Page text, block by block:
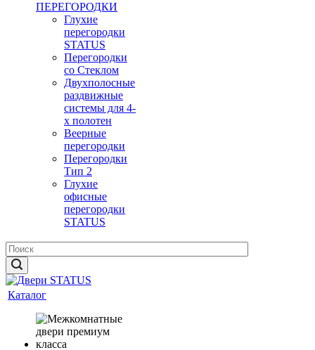
ПЕРЕГОРОДКИ
Глухие
перегородки
STATUS
Перегородки
со Стеклом
Двухполосные
раздвижные
системы для 4-
х полотен
Веерные
перегородки
Перегородки
Тип 2
Глухие
офисные
перегородки
STATUS
Каталог